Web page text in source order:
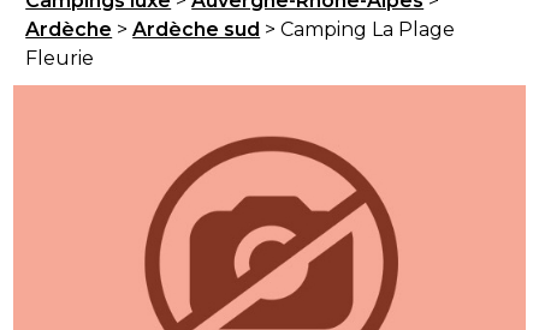
Ardèche >Ardèche sud > Camping La Plage
Fleurie